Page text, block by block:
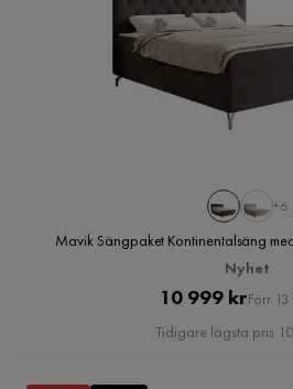
+6
Mavik Sängpaket Kontinentalsäng
Nyhet
Pris
10 999 kr
Pris
Förr
Tidigare lägsta pris